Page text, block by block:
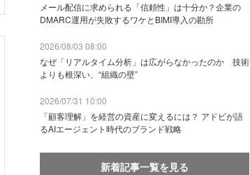
メール配信に求められる「信頼性」は十分か？企業の
DMARC運用が失敗するワケとBIMI導入の勘所
2026/08/03 08:00
なぜ「リアルタイム分析」は広がらなかったのか 技術
よりも根深い、“組織の壁”
2026/07/31 10:00
「顧客理解」を経営の資産に変えるには？ アドビが語
るAIエージェント時代のブランド戦略
新着記事一覧を見る